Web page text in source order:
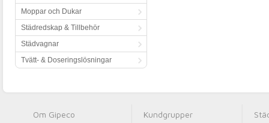
Moppar och Dukar
Städredskap & Tillbehör
Städvagnar
Tvätt- & Doseringslösningar
Om Gipeco Kundgrupper